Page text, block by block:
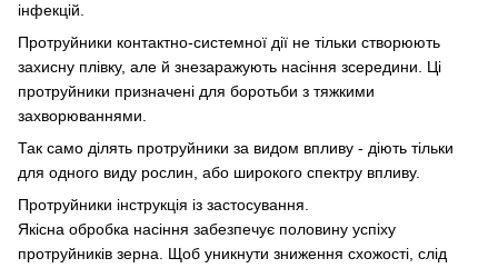
інфекцій.
Протруйники контактно-системної дії не тільки створюють
захисну плівку, але й знезаражують насіння зсередини. Ці
протруйники призначені для боротьби з тяжкими
захворюваннями.
Так само ділять протруйники за видом впливу - діють тільки
для одного виду рослин, або широкого спектру впливу.
Протруйники інструкція із застосування.
Якісна обробка насіння забезпечує половину успіху
протруйників зерна. Щоб уникнути зниження схожості, слід